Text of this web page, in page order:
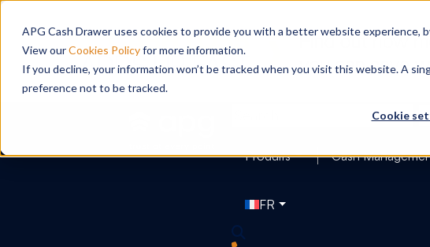
APG Cash Drawer uses cookies to provide you with a better website experience,
View ourCookies Policyfor more information.
If you decline, your information won’t be tracked when you visit this website. A
preference not to be tracked.
Cookie
Produits Cash
FR